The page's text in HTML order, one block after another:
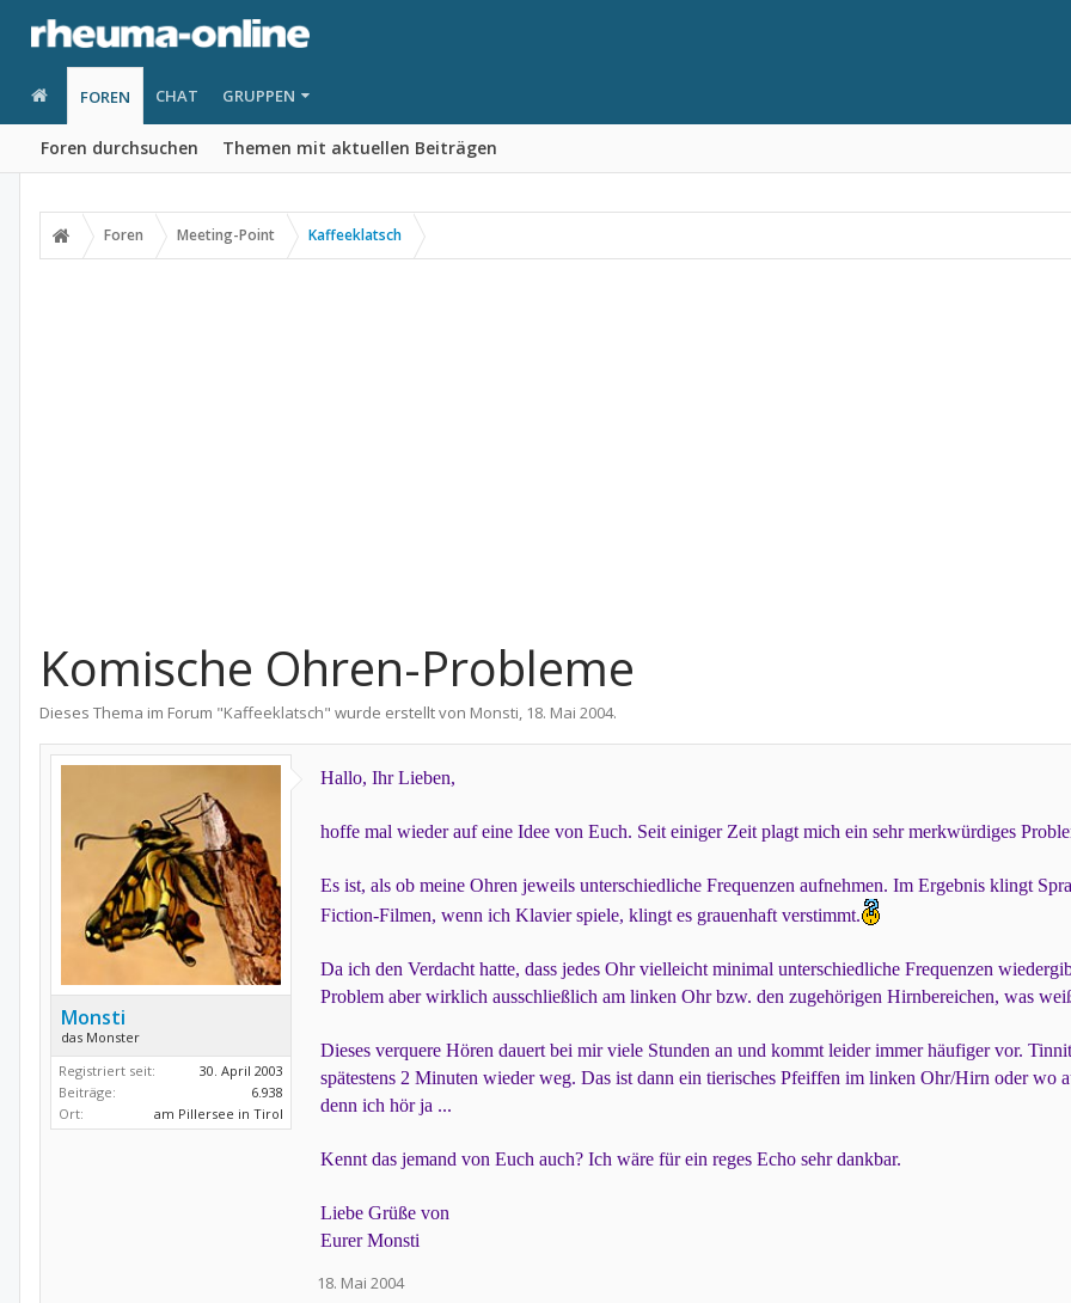
FOREN
Foren durchsuchen Themen mit aktuellen Beiträgen
CHAT GRUPPEN
Foren Meeting-Point Kaffeeklatsch
Komische Ohren-Probleme
Dieses Thema im Forum "Kaffeeklatsch" wurde erstellt von Monsti, 18. Mai 2004.
Monsti
das Monster
Registriert seit:
30. April 2003
Beiträge:
6.938
Ort:
am Pillersee in Tirol
Hallo, Ihr Lieben,
hoffe mal wieder auf eine Idee von Euch. Seit einiger Zeit plagt mich ein sehr merkwürdiges
Es ist, als ob meine Ohren jeweils unterschiedliche Frequenzen aufnehmen. Im Ergebnis klingt
Fiction-Filmen, wenn ich Klavier spiele, klingt es grauenhaft verstimmt.
Da ich den Verdacht hatte, dass jedes Ohr vielleicht minimal unterschiedliche Frequenzen
Problem aber wirklich ausschließlich am linken Ohr bzw. den zugehörigen Hirnbereichen, was
Dieses verquere Hören dauert bei mir viele Stunden an und kommt leider immer häufiger vor.
spätestens 2 Minuten wieder weg. Das ist dann ein tierisches Pfeiffen im linken Ohr/Hirn oder wo
denn ich hör ja ...
Kennt das jemand von Euch auch? Ich wäre für ein reges Echo sehr dankbar.
Liebe Grüße von
Eurer Monsti
18. Mai 2004